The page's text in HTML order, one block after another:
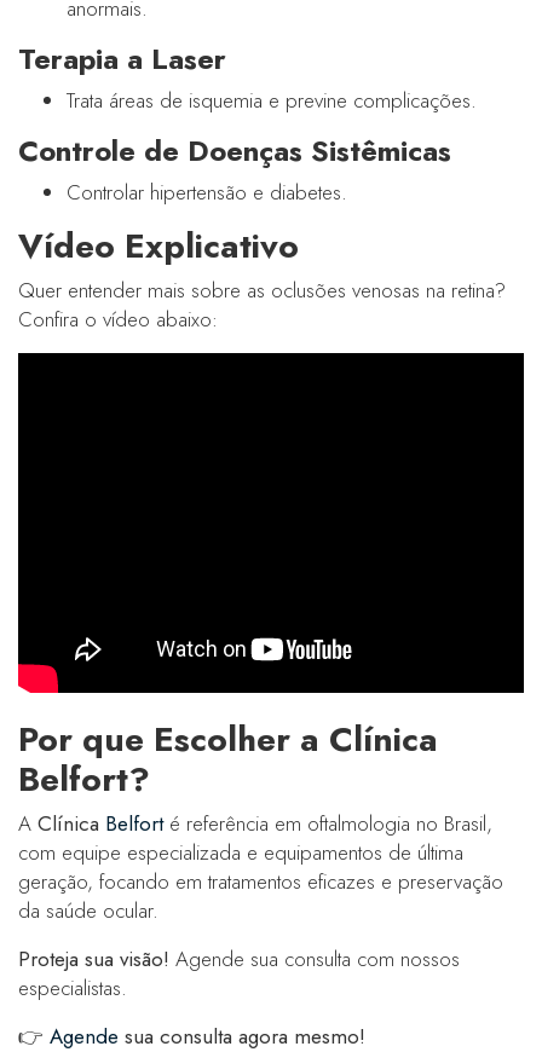
anormais.
Terapia a Laser
Trata áreas de isquemia e previne complicações.
Controle de Doenças Sistêmicas
Controlar hipertensão e diabetes.
Vídeo Explicativo
Quer entender mais sobre as oclusões venosas na retina?
Confira o vídeo abaixo:
Por que Escolher a Clínica
Belfort?
A Clínica Belforté referência em oftalmologia no Brasil,
com equipe especializada e equipamentos de última
geração, focando em tratamentos eficazes e preservação
da saúde ocular.
Proteja sua visão! Agende sua consulta com nossos
especialistas.
👉 Agende sua consulta agora mesmo!